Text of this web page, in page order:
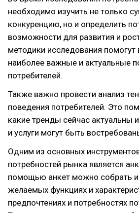
необходимо изучить не только
конкуренцию, но и определить
возможности для развития и
методики исследования помогут
наиболее важные и актуальные
потребителей.
Также важно провести анализ
поведения потребителей. Это
какие тренды сейчас актуальны
и услуги могут быть
Одним из основных
потребностей рынка является
помощью анкет можно собрать
желаемых функциях и
предпочтениях и потребностях